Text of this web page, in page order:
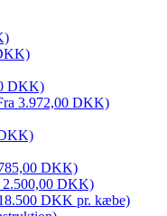
DKK)
3.972,00 DKK)
DKK)
2.500,00 DKK)
DKK pr. kæbe)